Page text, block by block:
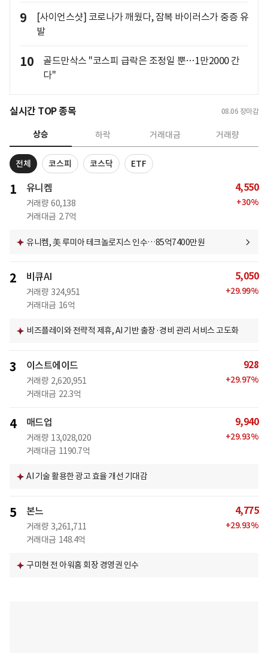
9
[사이언스샷] 코로나가 깨웠다, 잠복 바이러스가 중증 유
발
10
골드만삭스 "코스피 급락은 조정일 뿐…1만2000 간
다"
실시간 TOP 종목 08.06 장마감
상승 하락 거래대금 거래량
전체 코스피 코스닥 ETF
1 유니켐
거래량 60,138
거래대금 2.7억
4,550
+30%
유니켐, 美 루미아 테크놀로지스 인수…85억7400만원
2 비큐AI
거래량 324,951
거래대금 16억
5,050
+29.99%
비즈플레이와 전략적 제휴, AI 기반 출장·경비 관리 서비스 고도화
3 이스트에이드
거래량 2,620,951
거래대금 22.3억
928
+29.97%
4 매드업
거래량 13,028,020
거래대금 1190.7억
9,940
+29.93%
AI 기술 활용한 광고 효율 개선 기대감
5 본느
거래량 3,261,711
거래대금 148.4억
4,775
+29.93%
구미현 전 아워홈 회장 경영권 인수